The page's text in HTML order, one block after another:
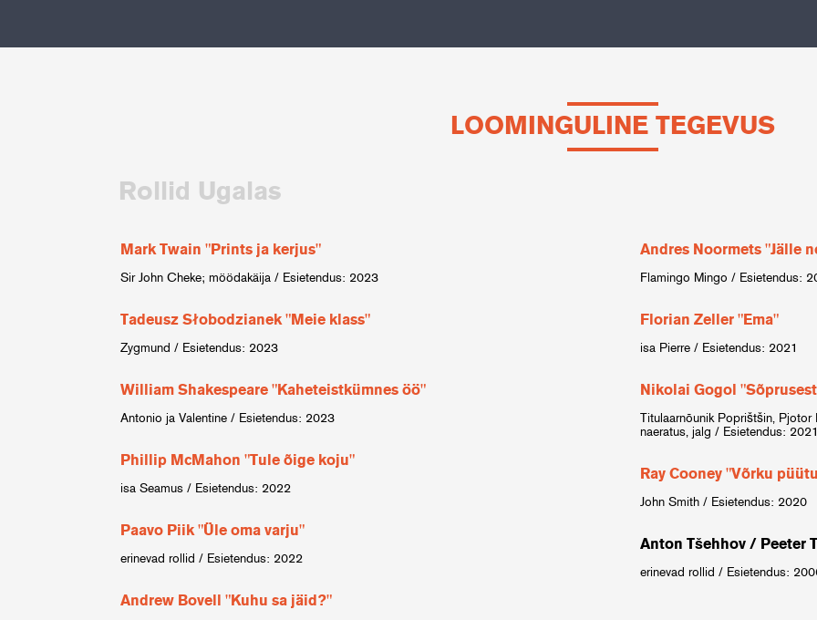
LOOMINGULINE TEGEVUS
Rollid Ugalas
Mark Twain "Prints ja kerjus"
Sir John Cheke; möödakäija / Esietendus: 2023
Tadeusz Słobodzianek "Meie klass"
Zygmund / Esietendus: 2023
William Shakespeare "Kaheteistkümnes öö"
Antonio ja Valentine / Esietendus: 2023
Phillip McMahon "Tule õige koju"
isa Seamus / Esietendus: 2022
Paavo Piik "Üle oma varju"
erinevad rollid / Esietendus: 2022
Andrew Bovell "Kuhu sa jäid?"
Andres Noormets "Jälle
Flamingo Mingo / Esietendus:
Florian Zeller "Ema"
isa Pierre / Esietendus: 2021
Nikolai Gogol
Titulaarnõunik Poprištšin,
naeratus, jalg / Esietendus: 2021
Ray Cooney "Võrku
John Smith / Esietendus: 2020
Anton Tšehhov / Peeter
erinevad rollid / Esietendus: